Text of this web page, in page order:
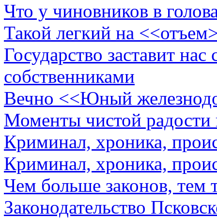
Что у чиновников в
Такой легкий на
Государство заставит
собственниками
Вечно <<Юный
Моменты чистой радости
Криминал, хроника,
Криминал, хроника,
Чем больше законов, тем
Законодательство